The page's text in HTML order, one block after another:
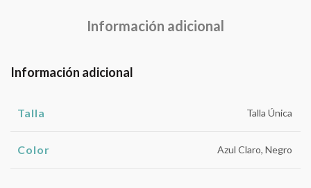
Información adicional
Información adicional
Talla Talla Única
Color Azul Claro, Negro